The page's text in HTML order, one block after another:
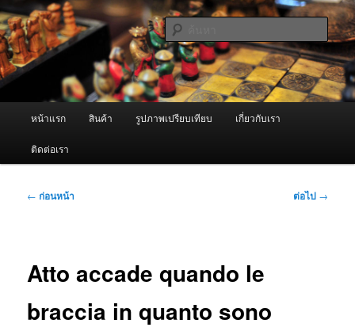
ข้าม
ไป
ยัง
เนื้อหา
หลัก ผู้นำเข้าเครื่องพ่นหมอกควัน Best
Fogger / Fogger One และ อะไหล่
จำหน่ายเครื่องพ่นหมอกควัน คุณภาพดี บริการด้วยความจริงใจ
ค้นหา
หน้าแรก สินค้า รูปภาพเปรียบเทียบ เกี่ยวกับเรา
ติดต่อเรา
เมนู
← ก่อนหน้า ต่อไป →
Atto accade quando le
braccia in quanto sono